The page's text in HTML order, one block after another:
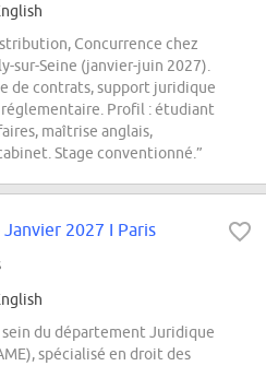
Concurrence chez
sur-Seine (janvier-juin 2027).
de contrats, support juridique
Profil : étudiant
maîtrise anglais,
Stage conventionné.”
2027 I Paris
sein du département Juridique
spécialisé en droit des